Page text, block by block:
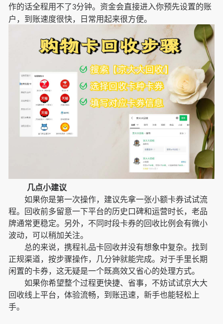
作的话全程用不了3分钟。资金会直接进入你预先设置的账
户，到账速度很快，日常用起来很方便。
几点小建议
如果你是第一次操作，建议先拿一张小额卡券试试流
程。回收前多留意一下平台的历史口碑和运营时长，老品
牌通常更稳定。另外，不同时段卡券的回收比例会有微小
波动，可以稍加关注。
总的来说，携程礼品卡回收并没有想象中复杂。找到
正规渠道，按步骤操作，几分钟就能完成。对于手里长期
闲置的卡券，这无疑是一个既高效又省心的处理方式。
如果你希望整个过程更快捷、省事，不妨试试京大大
回收线上平台，体验流畅，到账迅速，新手也能轻松上
手。